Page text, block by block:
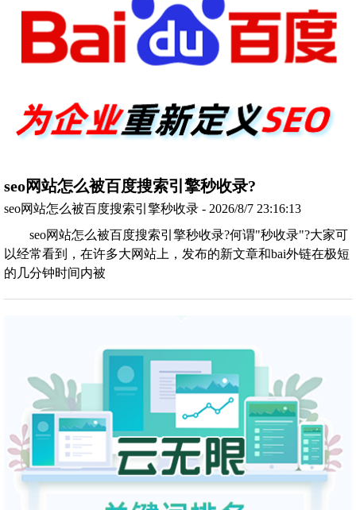
seo网站怎么被百度搜索引擎秒收录?
seo网站怎么被百度搜索引擎秒收录 - 2026/8/7 23:16:13
seo网站怎么被百度搜索引擎秒收录?何谓"秒收录"?大家可
以经常看到，在许多大网站上，发布的新文章和bai外链在极短
的几分钟时间内被